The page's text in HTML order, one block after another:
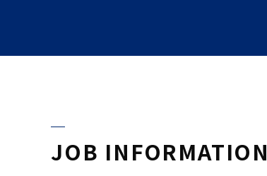
JOB INFORMATION